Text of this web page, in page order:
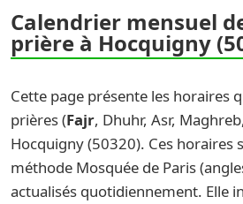
Calendrier mensuel
prière à Hocquigny
Cette page présente les horaires
prières (Fajr, Dhuhr, Asr, Maghreb,
Hocquigny (50320). Ces horaires
méthode Mosquée de Paris
actualisés quotidiennement. Elle